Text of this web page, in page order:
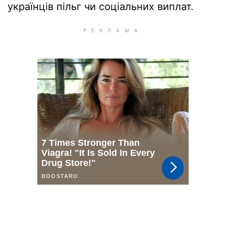
українців пільг чи соціальних виплат.